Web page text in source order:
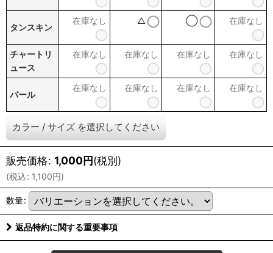
タンスキン
在庫なし △ ◯ 在庫なし
チャートリ
ュース
在庫なし 在庫なし 在庫なし 在庫なし
パール
在庫なし 在庫なし 在庫なし 在庫なし
カラー / サイズ を選択してください
販売価格: 1,000円(税別)
(税込: 1,100円)
数量:
返品特約に関する重要事項